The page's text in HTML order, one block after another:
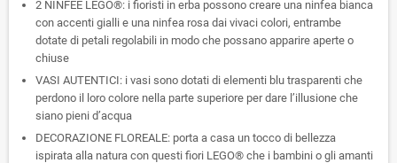
2 NINFEE LEGO®: i fioristi in erba possono creare una ninfea bianca
con accenti gialli e una ninfea rosa dai vivaci colori, entrambe
dotate di petali regolabili in modo che possano apparire aperte o
chiuse
VASI AUTENTICI: i vasi sono dotati di elementi blu trasparenti che
perdono il loro colore nella parte superiore per dare l’illusione che
siano pieni d’acqua
DECORAZIONE FLOREALE: porta a casa un tocco di bellezza
ispirata alla natura con questi fiori LEGO® che i bambini o gli amanti